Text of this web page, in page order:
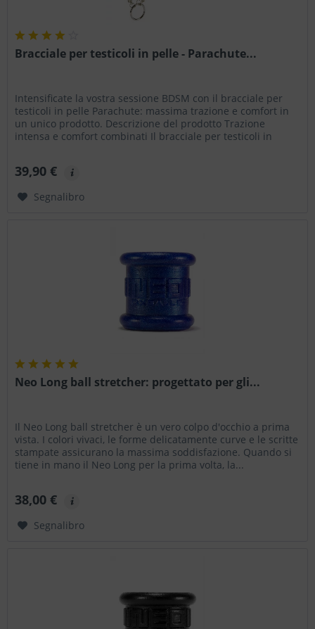
Bracciale per testicoli in pelle - Parachute...
Intensificate la vostra sessione BDSM con il bracciale per
testicoli in pelle Parachute: massima trazione e comfort in
un unico prodotto. Descrizione del prodotto Trazione
intensa e comfort combinati Il bracciale per testicoli in
39,90 €
Segnalibro
Neo Long ball stretcher: progettato per gli...
Il Neo Long ball stretcher è un vero colpo d'occhio a prima
vista. I colori vivaci, le forme delicatamente curve e le scritte
stampate assicurano la massima soddisfazione. Quando si
tiene in mano il Neo Long per la prima volta, la...
38,00 €
Segnalibro